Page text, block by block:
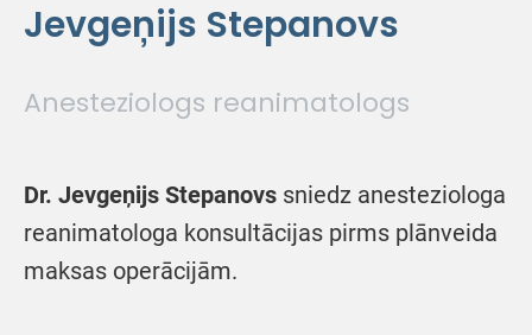
Jevgeņijs Stepanovs
Anesteziologs reanimatologs
Dr. Jevgeņijs Stepanovs sniedz anesteziologa
reanimatologa konsultācijas pirms plānveida
maksas operācijām.